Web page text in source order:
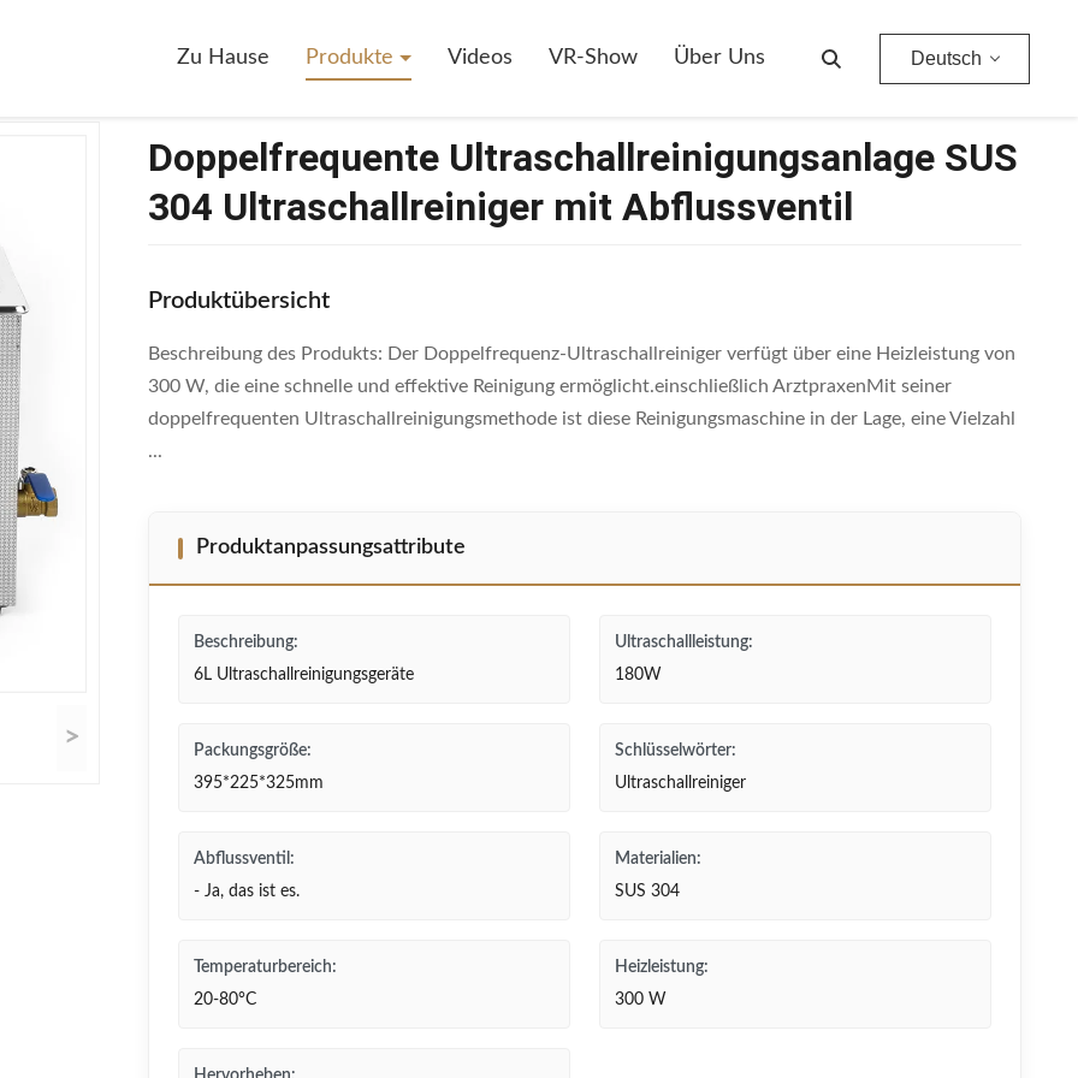
Zu Hause Produkte Videos VR-Show Über Uns Deutsch
>
Doppelfrequente Ultraschallreinigungsanlage SUS
304 Ultraschallreiniger mit Abflussventil
Produktübersicht
Beschreibung des Produkts: Der Doppelfrequenz-Ultraschallreiniger verfügt über eine Heizleistung von
300 W, die eine schnelle und effektive Reinigung ermöglicht.einschließlich ArztpraxenMit seiner
doppelfrequenten Ultraschallreinigungsmethode ist diese Reinigungsmaschine in der Lage, eine Vielzahl
...
Produktanpassungsattribute
Beschreibung:
6L Ultraschallreinigungsgeräte
Ultraschallleistung:
180W
Packungsgröße:
395*225*325mm
Schlüsselwörter:
Ultraschallreiniger
Abflussventil:
- Ja, das ist es.
Materialien:
SUS 304
Temperaturbereich:
20-80°C
Heizleistung:
300 W